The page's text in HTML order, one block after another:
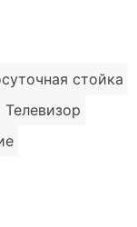
стойка
Телевизор